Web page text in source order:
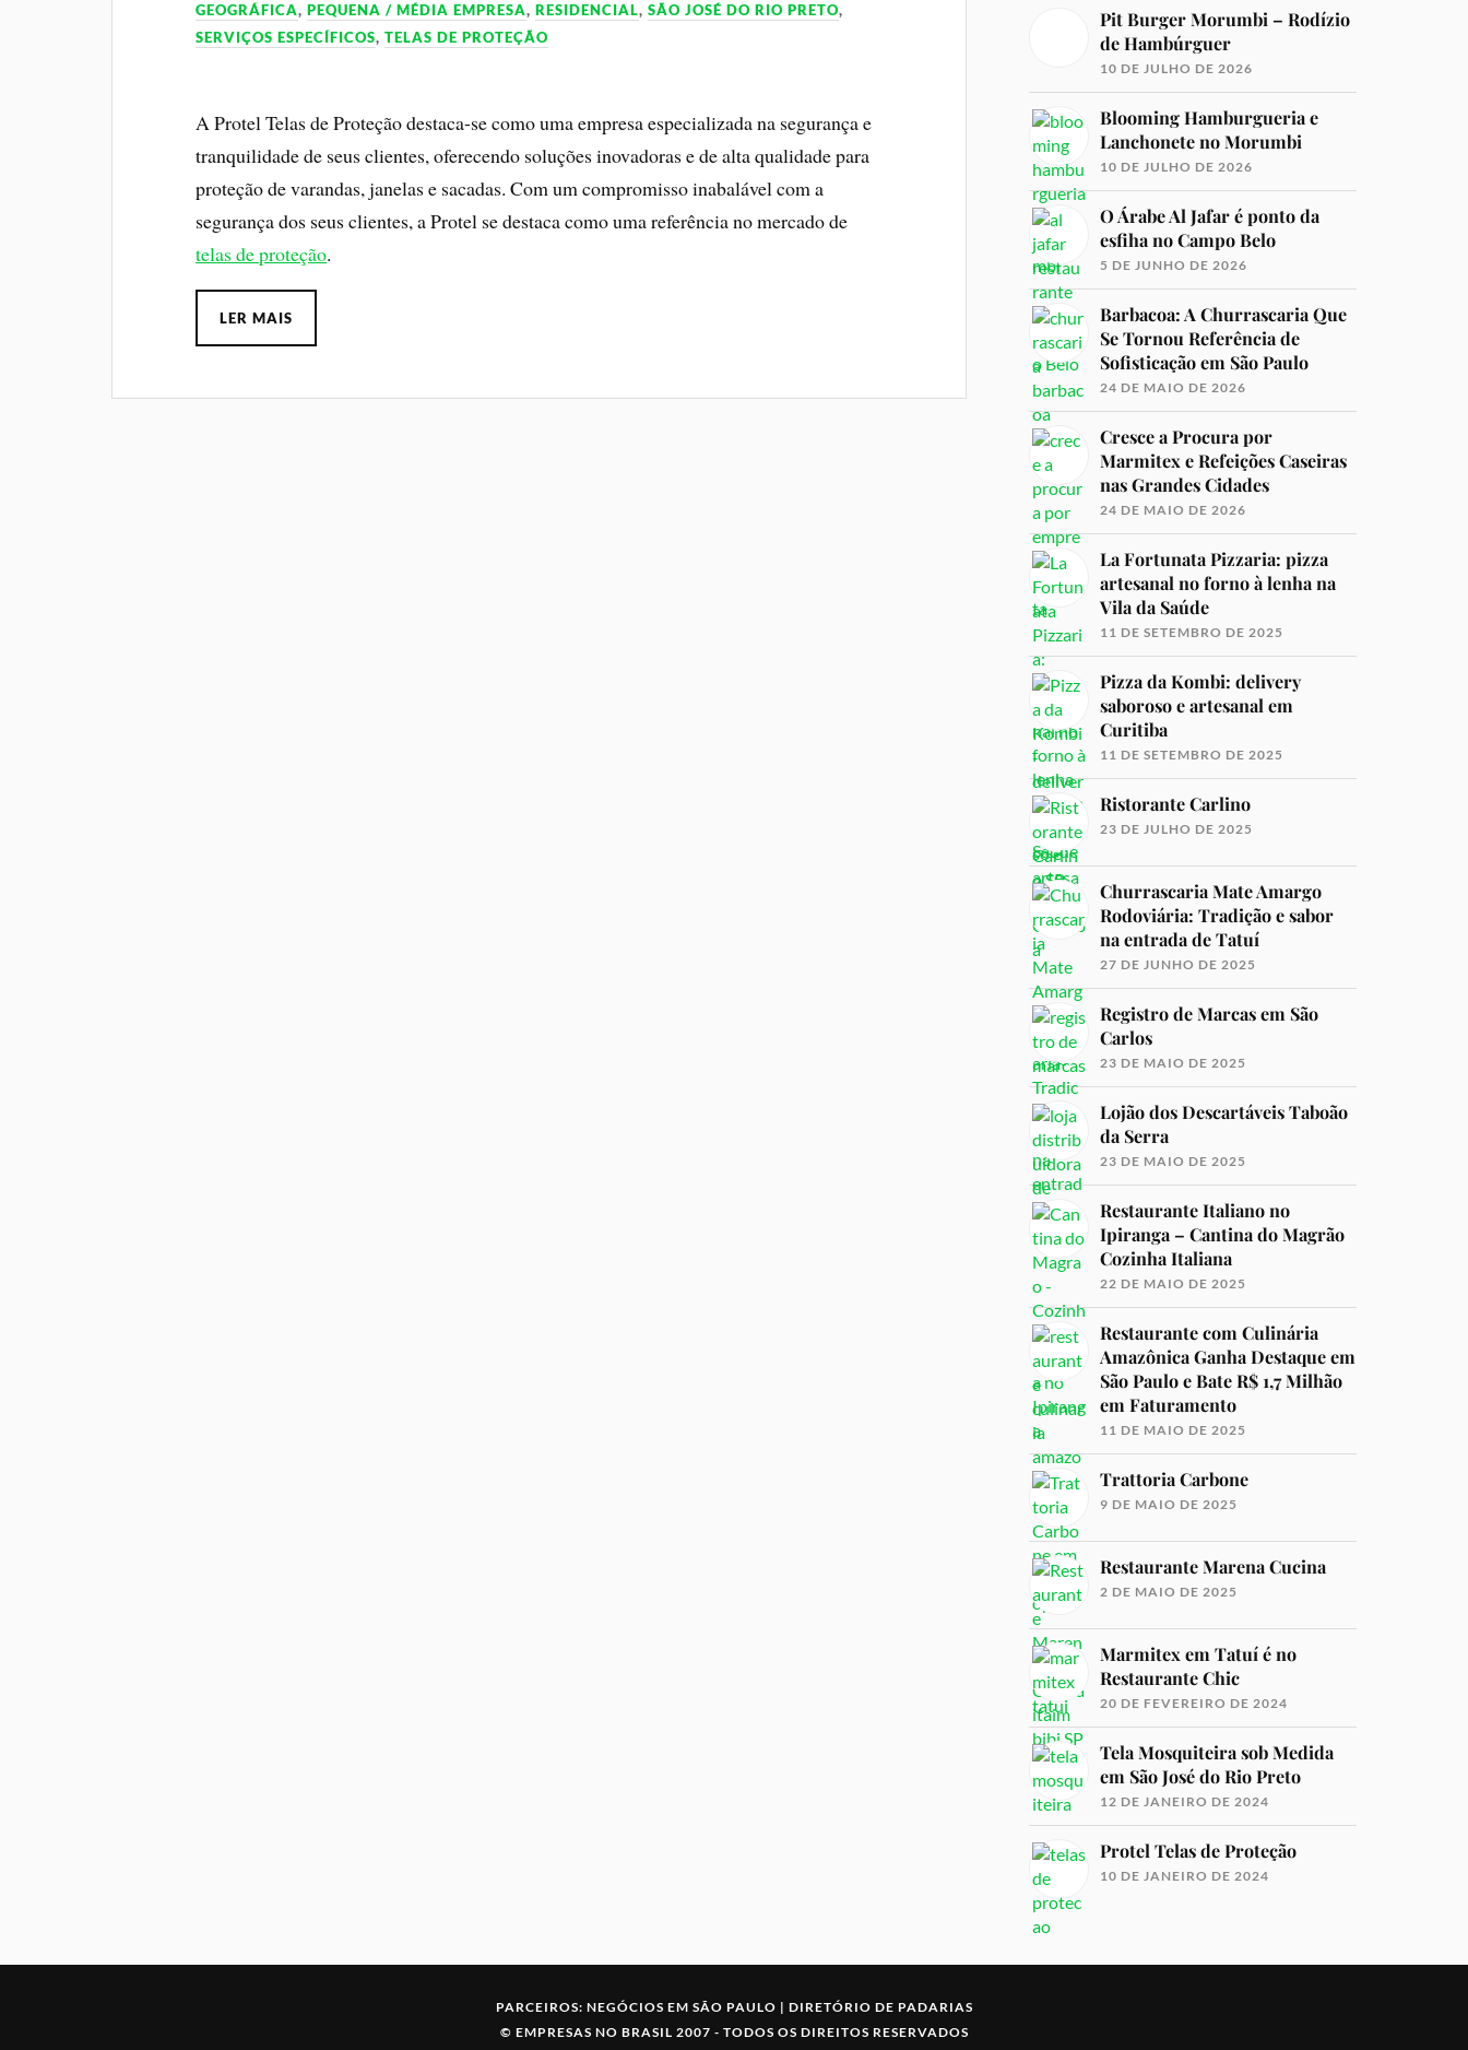
GEOGRÁFICA,PEQUENA / MÉDIA EMPRESA,RESIDENCIAL,SÃO JOSÉ DO RIO PRETO,
SERVIÇOS ESPECÍFICOS,TELAS DE PROTEÇÃO
A Protel Telas de Proteção destaca-se como uma empresa especializada na segurança e
tranquilidade de seus clientes, oferecendo soluções inovadoras e de alta qualidade para
proteção de varandas, janelas e sacadas. Com um compromisso inabalável com a
segurança dos seus clientes, a Protel se destaca como uma referência no mercado de
telas de proteção.
LER MAIS
Pit Burger Morumbi – Rodízio
de Hambúrguer
10 DE JULHO DE 2026
Blooming Hamburgueria e
Lanchonete no Morumbi
10 DE JULHO DE 2026
O Árabe Al Jafar é ponto da
esfiha no Campo Belo
5 DE JUNHO DE 2026
Barbacoa: A Churrascaria Que
Se Tornou Referência de
Sofisticação em São Paulo
24 DE MAIO DE 2026
Cresce a Procura por
Marmitex e Refeições Caseiras
nas Grandes Cidades
24 DE MAIO DE 2026
La Fortunata Pizzaria: pizza
artesanal no forno à lenha na
Vila da Saúde
11 DE SETEMBRO DE 2025
Pizza da Kombi: delivery
saboroso e artesanal em
Curitiba
11 DE SETEMBRO DE 2025
Ristorante Carlino
23 DE JULHO DE 2025
Churrascaria Mate Amargo
Rodoviária: Tradição e sabor
na entrada de Tatuí
27 DE JUNHO DE 2025
Registro de Marcas em São
Carlos
23 DE MAIO DE 2025
Lojão dos Descartáveis Taboão
da Serra
23 DE MAIO DE 2025
Restaurante Italiano no
Ipiranga – Cantina do Magrão
Cozinha Italiana
22 DE MAIO DE 2025
Restaurante com Culinária
Amazônica Ganha Destaque em
São Paulo e Bate R$ 1,7 Milhão
em Faturamento
11 DE MAIO DE 2025
Trattoria Carbone
9 DE MAIO DE 2025
Restaurante Marena Cucina
2 DE MAIO DE 2025
Marmitex em Tatuí é no
Restaurante Chic
20 DE FEVEREIRO DE 2024
Tela Mosquiteira sob Medida
em São José do Rio Preto
12 DE JANEIRO DE 2024
Protel Telas de Proteção
10 DE JANEIRO DE 2024
PARCEIROS: NEGÓCIOS EM SÃO PAULO | DIRETÓRIO DE PADARIAS
© EMPRESAS NO BRASIL 2007 - TODOS OS DIREITOS RESERVADOS